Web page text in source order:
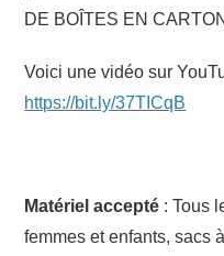
DE BOÎTES EN
Voici une vidéo sur
https://bit.ly/37TICqB
Matériel accepté : Tous
femmes et enfants, sacs